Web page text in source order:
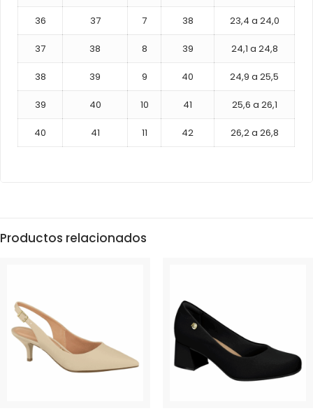
36 37 7 38 23,4 a 24,0
37 38 8 39 24,1 a 24,8
38 39 9 40 24,9 a 25,5
39 40 10 41 25,6 a 26,1
40 41 11 42 26,2 a 26,8
Productos relacionados